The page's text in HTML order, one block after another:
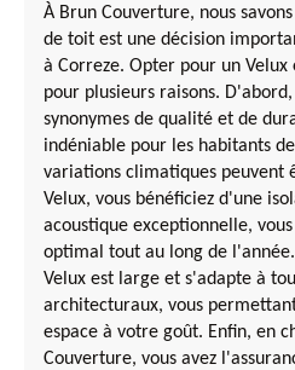
À Brun Couverture, nous
de toit est une décision
à Correze. Opter pour un
pour plusieurs raisons.
synonymes de qualité et de
indéniable pour les habitants
variations climatiques peuvent
Velux, vous bénéficiez d'une
acoustique exceptionnelle,
optimal tout au long de
Velux est large et s'adapte à
architecturaux, vous
espace à votre goût. Enfin, en
Couverture, vous avez